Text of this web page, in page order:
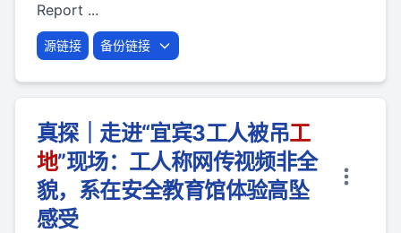
Report ...
源链接 备份链接
真探｜走进“宜宾3工人被吊工
地”现场：工人称网传视频非全
貌，系在安全教育馆体验高坠
感受